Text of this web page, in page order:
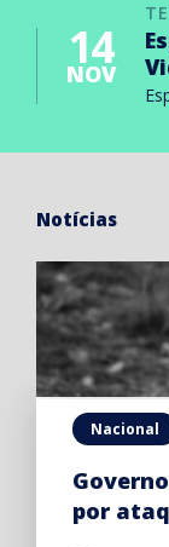
14
NOV
Notícias
Nacional
por